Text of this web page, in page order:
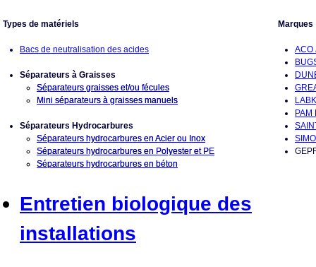
Types de matériels
Bacs de neutralisation des acides
Séparateurs à Graisses
Séparateurs graisses et/ou fécules
Mini séparateurs à graisses manuels
Séparateurs Hydrocarbures
Séparateurs hydrocarbures en Acier ou Inox
Séparateurs hydrocarbures en Polyester et PE
Séparateurs hydrocarbures en béton
Marques
ACO
PAM
Entretien biologique des
installations